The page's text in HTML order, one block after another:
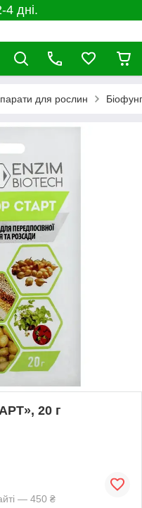
4 дні.
для рослин
20 г
— 450 ₴